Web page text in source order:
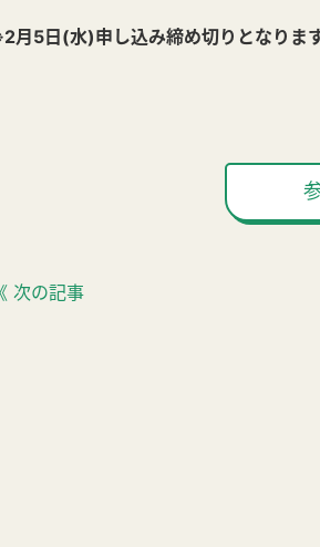
月5日(水)申し込み締め切りとなりま
《 次の記事